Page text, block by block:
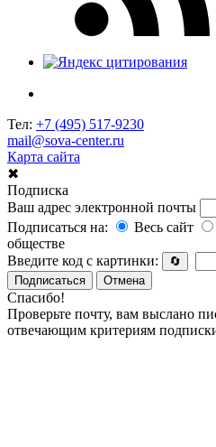
Тел: +7 (495) 517-9230
mail@sova-center.ru
Карта сайта
✖
Подписка
Ваш адрес электронной почты
Подписаться на:
Весь сайт
обществе
Введите код с картинки:
🔄
Подписаться
Отмена
Спасибо!
Проверьте почту, вам выслано
отвечающим критериям